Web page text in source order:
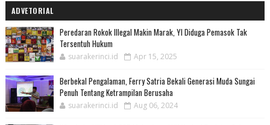
ADVETORIAL
Peredaran Rokok Illegal Makin Marak, YI Diduga Pemasok Tak
Tersentuh Hukum
suarakerinci.id Apr 15, 2025
Berbekal Pengalaman, Ferry Satria Bekali Generasi Muda Sungai
Penuh Tentang Ketrampilan Berusaha
suarakerinci.id Aug 06, 2024